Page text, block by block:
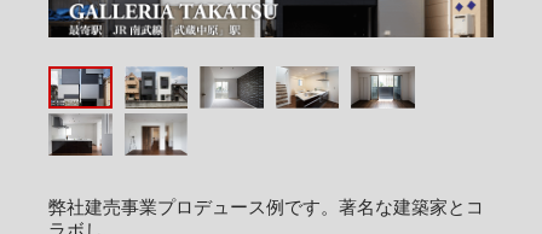
弊社建売事業プロデュース例です。著名な建築家とコ
ラボし、